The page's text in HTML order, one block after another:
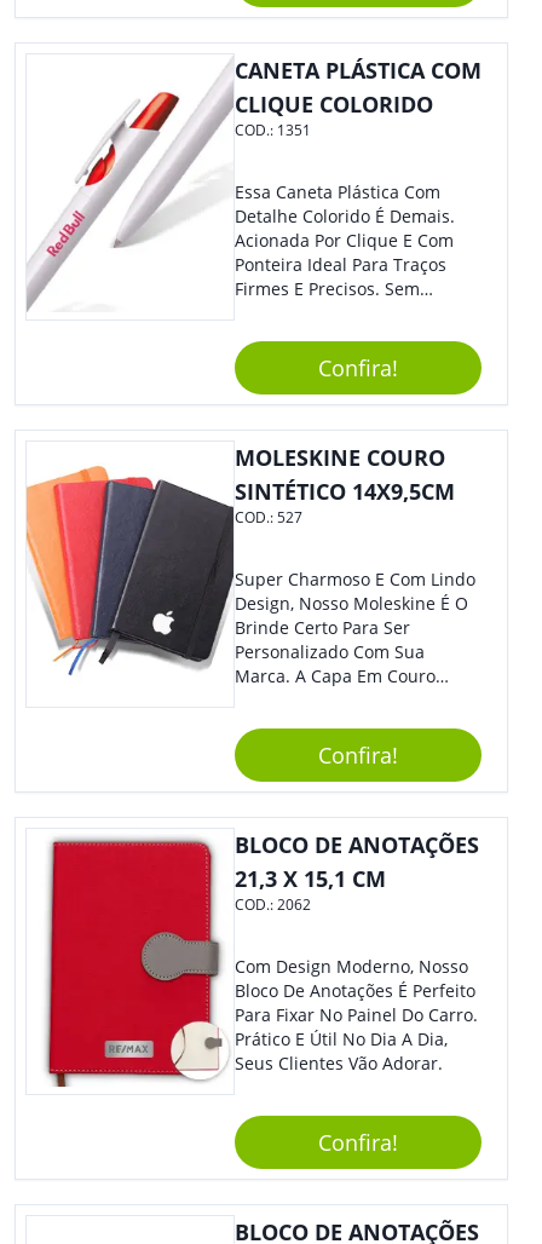
Colaboradores E Parceiros De
Sua Empresa.
CANETA PLÁSTICA COM
CLIQUE COLORIDO
COD.: 1351
Essa Caneta Plástica Com
Detalhe Colorido É Demais.
Acionada Por Clique E Com
Ponteira Ideal Para Traços
Firmes E Precisos. Sem
Brinde Para Representar Sua
Marca. Dimensões: 1.6 Cm X
13.7 Cm X 1.6 Cm
Confira!
MOLESKINE COURO
SINTÉTICO 14X9,5CM
COD.:527
Super Charmoso E Com Lindo
Design, Nosso Moleskine É O
Brinde Certo Para Ser
Personalizado Com Sua
Marca. A Capa Em Couro
Elástico Permite Maior
Segurança Ao Carregá-Lo.
Ofereça A Seus Clientes E
Colaboradores, Sem Dúvidas
Eles Irão Adorar.
Confira!
BLOCO DE ANOTAÇÕES
21,3 X 15,1 CM
COD.:2062
Com Design Moderno, Nosso
Bloco De Anotações É Perfeito
Para Fixar No Painel Do Carro.
Prático E Útil No Dia A Dia,
Seus Clientes Vão Adorar.
Confira!
BLOCO DE ANOTAÇÕES